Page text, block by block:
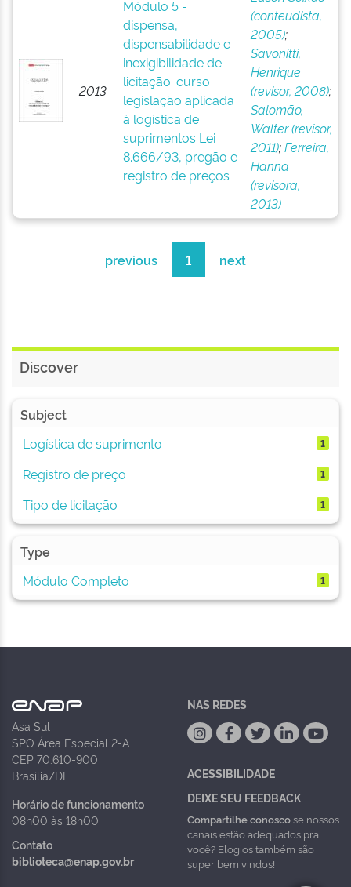
2013
Módulo 5 -
dispensa,
dispensabilidade e
inexigibilidade de
licitação: curso
legislação aplicada
à logística de
suprimentos Lei
8.666/93, pregão e
registro de preços
(conteudista,
2005);
Savonitti,
Henrique
(revisor, 2008);
Salomão,
Walter (revisor,
2011);Ferreira,
Hanna
(revisora,
2013)
previous 1 next
Discover
Subject
Logística de suprimento
1
Registro de preço 1
Tipo de licitação 1
Type
Módulo Completo
1
Asa Sul
SPO Área Especial 2-A
CEP 70.610-900
Brasília/DF
Horário de funcionamento
08h00 às 18h00
Contato
biblioteca@enap.gov.br
NAS REDES
ACESSIBILIDADE
DEIXE SEU FEEDBACK
Compartilhe conoscose nossos
canais estão adequados pra
você? Elogios também são
super bem vindos!